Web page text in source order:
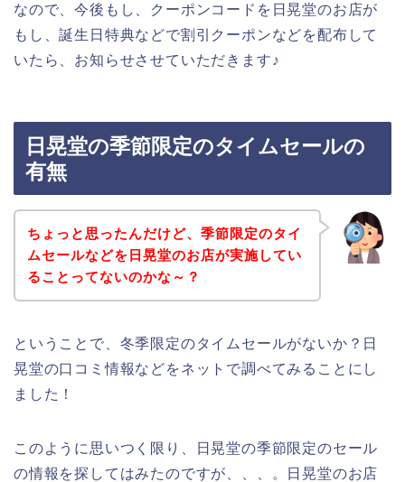
なので、今後もし、クーポンコードを日晃堂のお店が
もし、誕生日特典などで割引クーポンなどを配布して
いたら、お知らせさせていただきます♪
日晃堂の季節限定のタイムセールの
有無
ちょっと思ったんだけど、季節限定のタイ
ムセールなどを日晃堂のお店が実施してい
ることってないのかな～？
ということで、冬季限定のタイムセールがないか？日
晃堂の口コミ情報などをネットで調べてみることにし
ました！
このように思いつく限り、日晃堂の季節限定のセール
の情報を探してはみたのですが、、、。日晃堂のお店